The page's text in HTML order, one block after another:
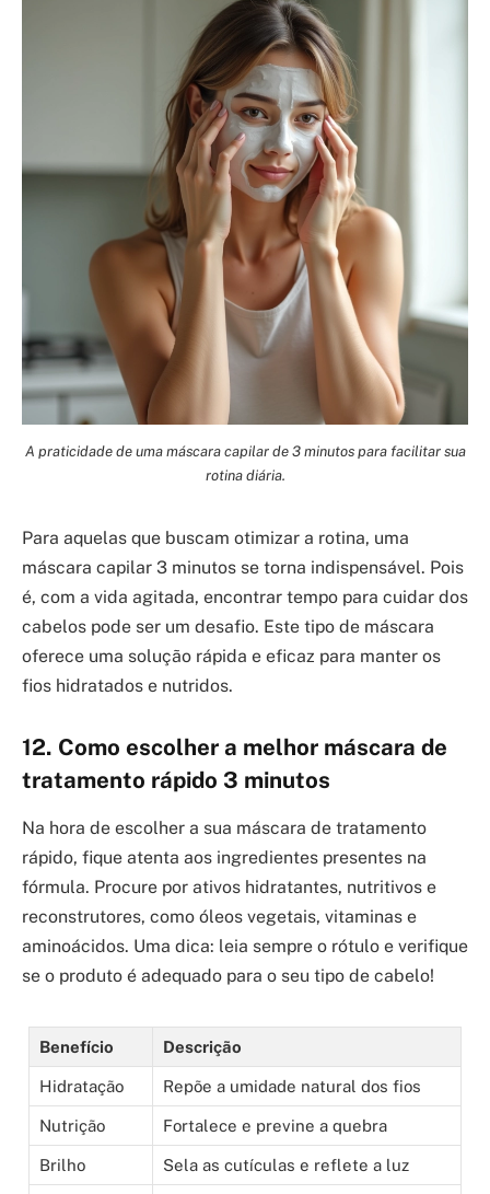
A praticidade de uma máscara capilar de 3 minutos para facilitar sua
rotina diária.
Para aquelas que buscam otimizar a rotina, uma
máscara capilar 3 minutos se torna indispensável. Pois
é, com a vida agitada, encontrar tempo para cuidar dos
cabelos pode ser um desafio. Este tipo de máscara
oferece uma solução rápida e eficaz para manter os
fios hidratados e nutridos.
12. Como escolher a melhor máscara de
tratamento rápido 3 minutos
Na hora de escolher a sua máscara de tratamento
rápido, fique atenta aos ingredientes presentes na
fórmula. Procure por ativos hidratantes, nutritivos e
reconstrutores, como óleos vegetais, vitaminas e
aminoácidos. Uma dica: leia sempre o rótulo e verifique
se o produto é adequado para o seu tipo de cabelo!
Benefício Descrição
Hidratação Repõe a umidade natural dos fios
Nutrição Fortalece e previne a quebra
Brilho Sela as cutículas e reflete a luz